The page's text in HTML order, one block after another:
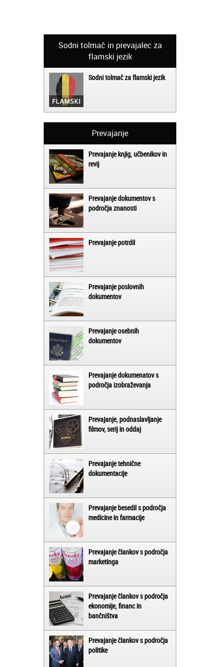
Sodni tolmač in prevajalec za
flamski jezik
Sodni tolmač za flamski jezik
Prevajanje
Prevajanje knjig, učbenikov in
revij
Prevajanje dokumentov s
področja znanosti
Prevajanje potrdil
Prevajanje poslovnih
dokumentov
Prevajanje osebnih
dokumentov
Prevajanje dokumenatov s
področja izobraževanja
Prevajanje, podnaslavljanje
filmov, serij in oddaj
Prevajanje tehnične
dokumentacije
Prevajanje besedil s področja
medicine in farmacije
Prevajanje člankov s področja
marketinga
Prevajanje člankov s področja
ekonomije, financ in
bančništva
Prevajanje člankov s področja
politike